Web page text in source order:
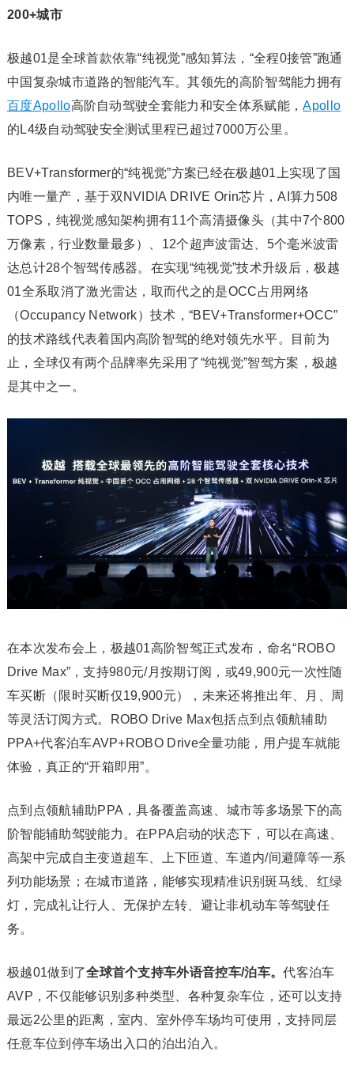
200+城市
极越01是全球首款依靠“纯视觉”感知算法，“全程0接管”跑通
中国复杂城市道路的智能汽车。其领先的高阶智驾能力拥有
百度Apollo高阶自动驾驶全套能力和安全体系赋能，Apollo
的L4级自动驾驶安全测试里程已超过7000万公里。
BEV+Transformer的“纯视觉”方案已经在极越01上实现了国
内唯一量产，基于双NVIDIA DRIVE Orin芯片，AI算力508
TOPS，纯视觉感知架构拥有11个高清摄像头（其中7个800
万像素，行业数量最多）、12个超声波雷达、5个毫米波雷
达总计28个智驾传感器。在实现“纯视觉”技术升级后，极越
01全系取消了激光雷达，取而代之的是OCC占用网络
（Occupancy Network）技术，“BEV+Transformer+OCC”
的技术路线代表着国内高阶智驾的绝对领先水平。目前为
止，全球仅有两个品牌率先采用了“纯视觉”智驾方案，极越
是其中之一。
在本次发布会上，极越01高阶智驾正式发布，命名“ROBO
Drive Max”，支持980元/月按期订阅，或49,900元一次性随
车买断（限时买断仅19,900元），未来还将推出年、月、周
等灵活订阅方式。ROBO Drive Max包括点到点领航辅助
PPA+代客泊车AVP+ROBO Drive全量功能，用户提车就能
体验，真正的“开箱即用”。
点到点领航辅助PPA，具备覆盖高速、城市等多场景下的高
阶智能辅助驾驶能力。在PPA启动的状态下，可以在高速、
高架中完成自主变道超车、上下匝道、车道内/间避障等一系
列功能场景；在城市道路，能够实现精准识别斑马线、红绿
灯，完成礼让行人、无保护左转、避让非机动车等驾驶任
务。
极越01做到了全球首个支持车外语音控车/泊车。代客泊车
AVP，不仅能够识别多种类型、各种复杂车位，还可以支持
最远2公里的距离，室内、室外停车场均可使用，支持同层
任意车位到停车场出入口的泊出泊入。